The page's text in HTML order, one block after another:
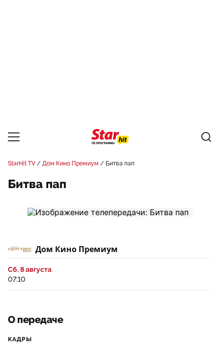
StarHit TV Дом Кино Премиум Битва пап
Битва пап
Дом Кино Премиум
Сб, 8 августа
07:10
О передаче
КАДРЫ